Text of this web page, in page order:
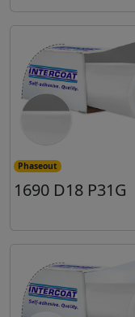
Phaseout
1690 D18 P31G